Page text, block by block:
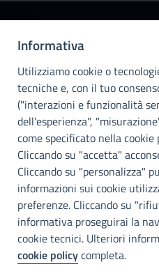
Palermo
Info e contatti
Città Metropoliitana di Palermo
Via Maqueda, 100 - 90134 -
Cod. Fisc. 80021470820
PEC:
I nostri canali social
Accessibilità
Città Metropolitana di Palermo si
web accessibile, conformemente
Informativa
Utilizziamo cookie o
tecniche e, con il tuo
("interazioni e funzionalità
dell'esperienza",
come specificato nella cookie
Cliccando su "accetta"
Cliccando su "personalizza"
informazioni sui cookie
preferenze. Cliccando su
informativa proseguirai la
cookie tecnici. Ulteriori
cookie policycompleta.